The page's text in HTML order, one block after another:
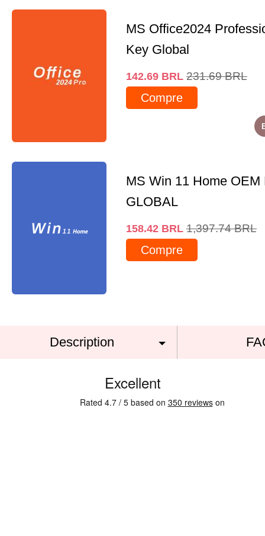
MS Office2024
Key Global
142.69 BRL 231.69 BRL
Compre
MS Win 11 Home OEM
GLOBAL
158.42 BRL 1,397.74 BRL
Compre
Description